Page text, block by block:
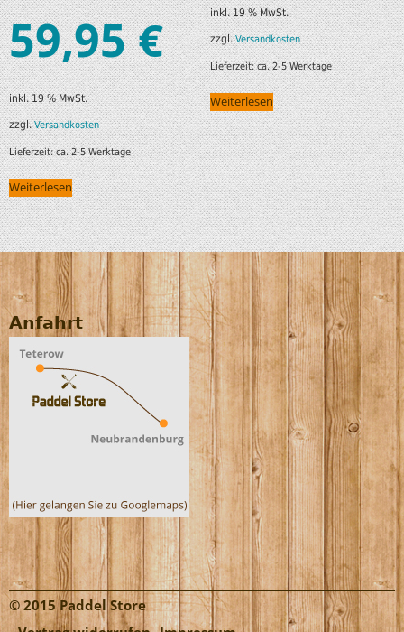
59,95€
inkl. 19 % MwSt.
zzgl.Versandkosten
Lieferzeit:ca. 2-5 Werktage
Weiterlesen
inkl. 19 % MwSt.
zzgl.Versandkosten
Lieferzeit:ca. 2-5 Werktage
Weiterlesen
Anfahrt
© 2015 Paddel Store